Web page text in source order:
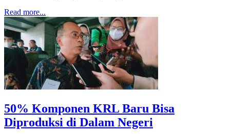
Read more...
50% Komponen KRL Baru Bisa
Diproduksi di Dalam Negeri